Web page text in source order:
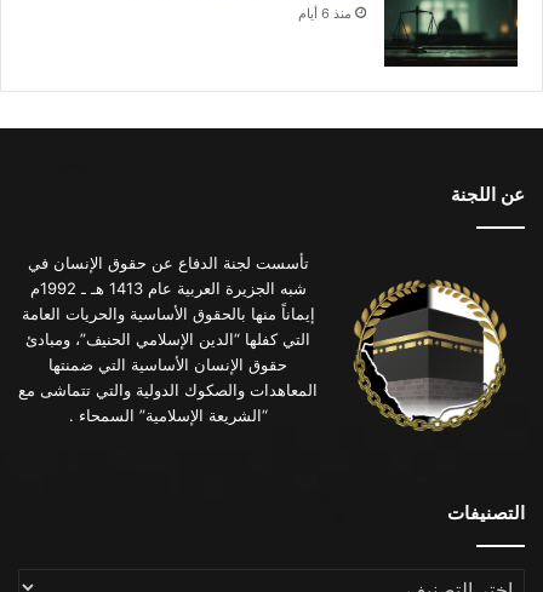
منذ 6 أيام
عن اللجنة
تأسست لجنة الدفاع عن حقوق الإنسان في
شبه الجزيرة العربية عام 1413 هـ ـ 1992م
إيماناً منها بالحقوق الأساسية والحريات العامة
التي كفلها “الدين الإسلامي الحنيف”، ومبادئ
حقوق الإنسان الأساسية التي ضمنتها
المعاهدات والصكوك الدولية والتي تتماشى مع
“الشريعة الإسلامية” السمحاء .
التصنيفات
التصنيفات